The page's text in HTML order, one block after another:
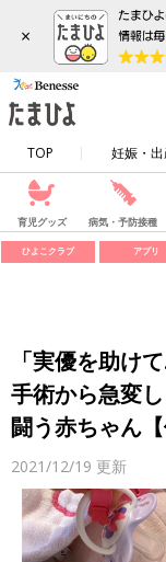
×
TOP 妊娠・
育児グッズ 病気・予防接種
ひよこクラブ アプリ
「実優を助け
手術から急変
闘う赤ちゃん【
2021/12/19 更新